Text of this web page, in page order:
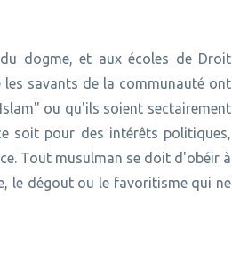
dogme, et aux écoles de Droit
savants de la communauté ont
ou qu'ils soient sectairement
soit pour des intérêts politiques,
Tout musulman se doit d'obéir à
le dégout ou le favoritisme qui ne